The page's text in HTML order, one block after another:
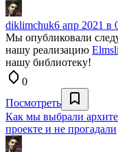
diklimchuk6 апр 2021 в
Мы опубликовали
нашу реализацию
нашу библиотеку!
0
Посмотреть
Как мы выбрали
проекте и не прогадали